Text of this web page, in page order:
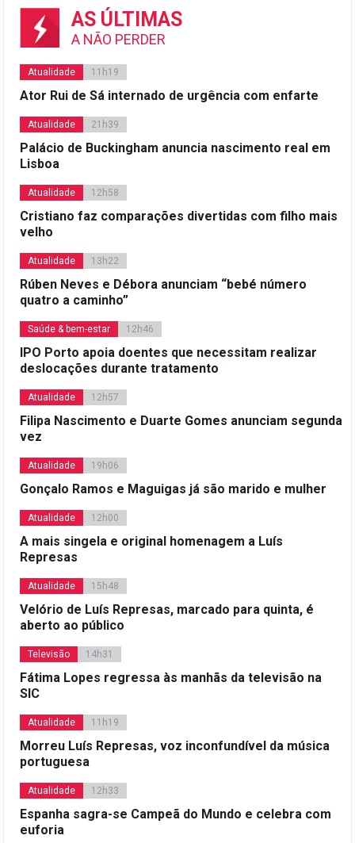
AS ÚLTIMAS
A NÃO PERDER
Atualidade 11h19
Ator Rui de Sá internado de urgência com enfarte
Atualidade 21h39
Palácio de Buckingham anuncia nascimento real em
Lisboa
Atualidade 12h58
Cristiano faz comparações divertidas com filho mais
velho
Atualidade 13h22
Rúben Neves e Débora anunciam “bebé número
quatro a caminho”
Saúde & bem-estar 12h46
IPO Porto apoia doentes que necessitam realizar
deslocações durante tratamento
Atualidade 12h57
Filipa Nascimento e Duarte Gomes anunciam segunda
vez
Atualidade 19h06
Gonçalo Ramos e Maguigas já são marido e mulher
Atualidade 12h00
A mais singela e original homenagem a Luís
Represas
Atualidade 15h48
Velório de Luís Represas, marcado para quinta, é
aberto ao público
Televisão 14h31
Fátima Lopes regressa às manhãs da televisão na
SIC
Atualidade 11h19
Morreu Luís Represas, voz inconfundível da música
portuguesa
Atualidade 12h33
Espanha sagra-se Campeã do Mundo e celebra com
euforia